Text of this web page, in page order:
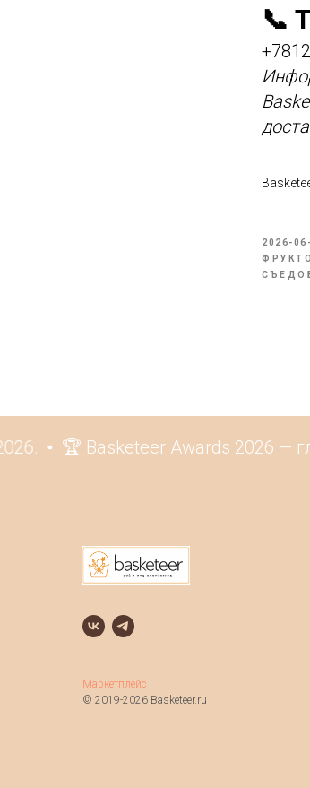
📞
2026-
🏆 Basketeer Awards 2026 —
Маркетплейс
© 2019-2026 Basketeer.ru